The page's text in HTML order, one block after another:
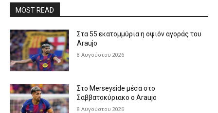
MOST READ
Στα 55 εκατομμύρια η οψιόν αγοράς του
Araujo
8 Αυγούστου 2026
Στο Merseyside μέσα στο
Σαββατοκύριακο ο Araujo
8 Αυγούστου 2026